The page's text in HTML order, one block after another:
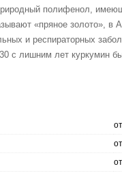
полифенол,
«пряное золото», в
и респираторных
с лишним лет куркумин